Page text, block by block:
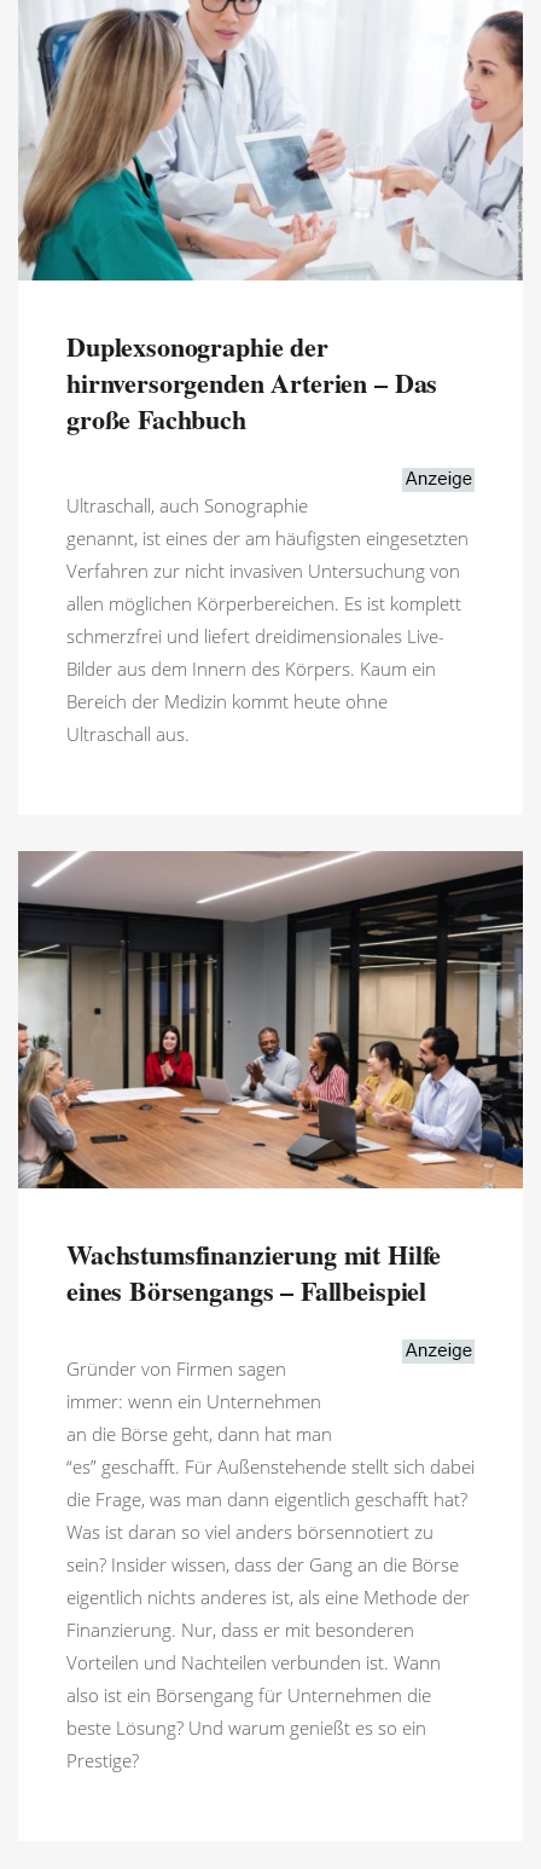
Duplexsonographie der
hirnversorgenden Arterien – Das
große Fachbuch
Ultraschall, auch Sonographie
genannt, ist eines der am häufigsten eingesetzten
Verfahren zur nicht invasiven Untersuchung von
allen möglichen Körperbereichen. Es ist komplett
schmerzfrei und liefert dreidimensionales Live-
Bilder aus dem Innern des Körpers. Kaum ein
Bereich der Medizin kommt heute ohne
Ultraschall aus.
Wachstumsfinanzierung mit Hilfe
eines Börsengangs – Fallbeispiel
Gründer von Firmen sagen
immer: wenn ein Unternehmen
an die Börse geht, dann hat man
“es” geschafft. Für Außenstehende stellt sich dabei
die Frage, was man dann eigentlich geschafft hat?
Was ist daran so viel anders börsennotiert zu
sein? Insider wissen, dass der Gang an die Börse
eigentlich nichts anderes ist, als eine Methode der
Finanzierung. Nur, dass er mit besonderen
Vorteilen und Nachteilen verbunden ist. Wann
also ist ein Börsengang für Unternehmen die
beste Lösung? Und warum genießt es so ein
Prestige?